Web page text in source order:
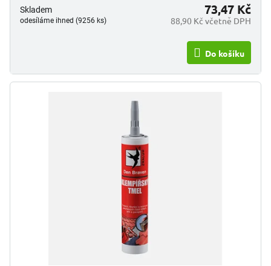
5
hvězdiček.
Skladem
odesíláme ihned (9256 ks) 88,90 Kč včetně DPH
73,47 Kč
Do košíku